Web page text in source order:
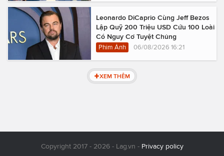
Leonardo DiCaprio Cùng Jeff Bezos
Lập Quỹ 200 Triệu USD Cứu 100 Loài
Có Nguy Cơ Tuyệt Chủng
Phim Ảnh 06/08/2026 16:21
XEM THÊM
Copyright 2017 - 2026 - Lag.vn - Privacy policy